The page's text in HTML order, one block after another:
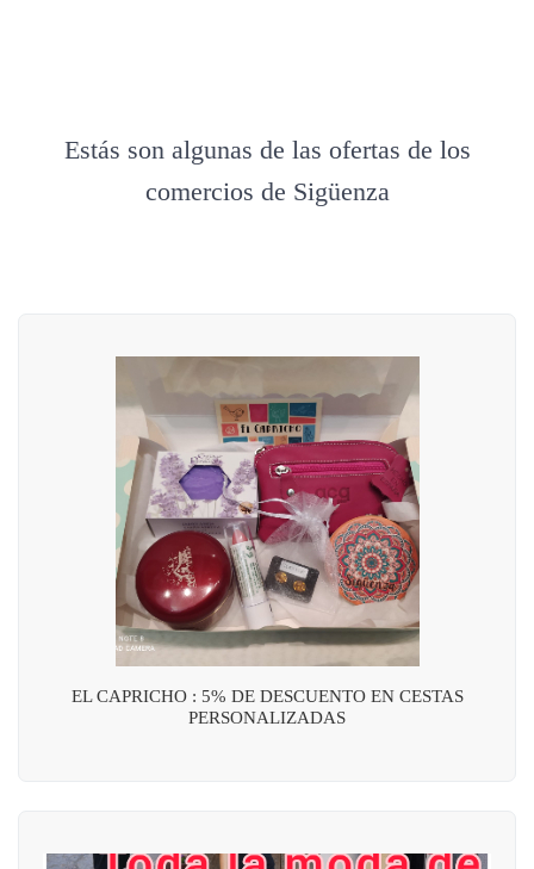
Estás son algunas de las ofertas de los
comercios de Sigüenza
EL CAPRICHO : 5% DE DESCUENTO EN CESTAS
PERSONALIZADAS